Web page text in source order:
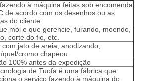
à máquina feitas sob encomenda
de acordo com os desenhos ou as
do cliente
mói e que gerencie, furando, moendo,
corte do fio, etc.
com jato de areia, anodizando,
cromo chapeou
100% antes da expedição
de Tuofa é uma fábrica que
o serviço fazendo à máquina do